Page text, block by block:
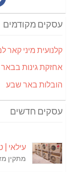
עסקים מקודמים
קלנועית מיני קאר
אחזקת גינות
הובלות באר שבע
עסקים חדשים
עילאי |
מתקין